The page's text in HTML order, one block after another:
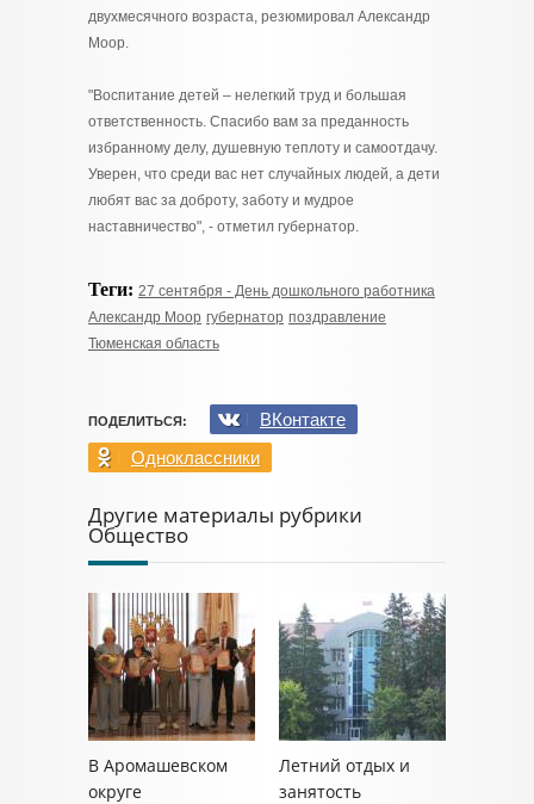
двухмесячного возраста, резюмировал Александр
Моор.
"Воспитание детей – нелегкий труд и большая
ответственность. Спасибо вам за преданность
избранному делу, душевную теплоту и самоотдачу.
Уверен, что среди вас нет случайных людей, а дети
любят вас за доброту, заботу и мудрое
наставничество", - отметил губернатор.
Теги: 27 сентября - День дошкольного работника
Александр Моор губернатор поздравление
Тюменская область
ПОДЕЛИТЬСЯ:
ВКонтакте
Одноклассники
Другие материалы рубрики
Общество
В Аромашевском
округе
Летний отдых и
занятость